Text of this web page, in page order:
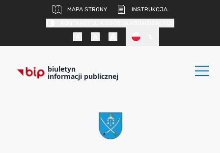
MAPA STRONY
INSTRUKCJA
biuletyn
informacji publicznej